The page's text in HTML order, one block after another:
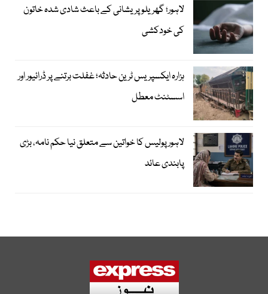
لاہور؛ گھریلو پریشانی کے باعث شادی شدہ خاتون
کی خودکشی
ہزارہ ایکسپریس ٹرین حادثہ؛ غفلت برتنے پر ڈرائیور اور
اسسٹنٹ معطل
لاہور پولیس کا خواتین سے متعلق نیا حکم نامہ، بڑی
پابندی عائد